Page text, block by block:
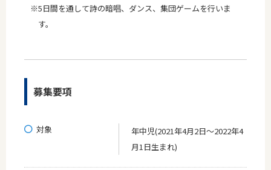
※5日間を通して詩の暗唱、ダンス、集団ゲームを行いま
す。
募集要項
対象
年中児(2021年4月2日～2022年4
月1日生まれ)